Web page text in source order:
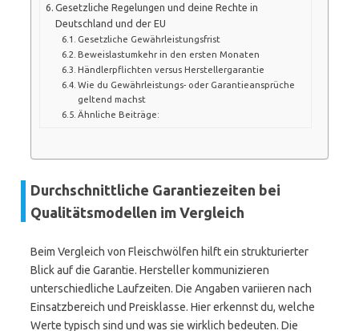
Gesetzliche Regelungen und deine Rechte in
Deutschland und der EU
Gesetzliche Gewährleistungsfrist
Beweislastumkehr in den ersten Monaten
Händlerpflichten versus Herstellergarantie
Wie du Gewährleistungs- oder Garantieansprüche
geltend machst
Ähnliche Beiträge:
Durchschnittliche Garantiezeiten bei
Qualitätsmodellen im Vergleich
Beim Vergleich von Fleischwölfen hilft ein strukturierter
Blick auf die Garantie. Hersteller kommunizieren
unterschiedliche Laufzeiten. Die Angaben variieren nach
Einsatzbereich und Preisklasse. Hier erkennst du, welche
Werte typisch sind und was sie wirklich bedeuten. Die